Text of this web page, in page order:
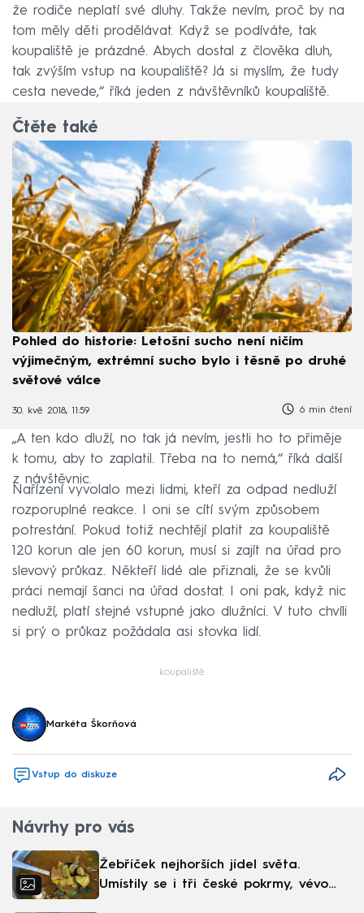
že rodiče neplatí své dluhy. Takže nevím, proč by na
tom měly děti prodělávat. Když se podíváte, tak
koupaliště je prázdné. Abych dostal z člověka dluh,
tak zvýším vstup na koupaliště? Já si myslím, že tudy
cesta nevede,“ říká jeden z návštěvníků koupaliště.
Čtěte také
Pohled do historie: Letošní sucho není ničím
výjimečným, extrémní sucho bylo i těsně po druhé
světové válce
30. kvě 2018, 11:59 6 min čtení
„A ten kdo dluží, no tak já nevím, jestli ho to přiměje
k tomu, aby to zaplatil. Třeba na to nemá,“ říká další
z návštěvnic.
Nařízení vyvolalo mezi lidmi, kteří za odpad nedluží
rozporuplné reakce. I oni se cítí svým způsobem
potrestání. Pokud totiž nechtějí platit za koupaliště
120 korun ale jen 60 korun, musí si zajít na úřad pro
slevový průkaz. Někteří lidé ale přiznali, že se kvůli
práci nemají šanci na úřad dostat. I oni pak, když nic
nedluží, platí stejné vstupné jako dlužníci. V tuto chvíli
si prý o průkaz požádala asi stovka lidí.
koupaliště
Markéta Škorňová
Vstup do diskuze
Návrhy pro vás
Žebříček nejhorších jídel světa.
Umístily se i tři české pokrmy, vévodí